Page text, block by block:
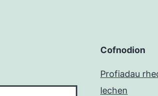
Cofnodion
Profiadau
lechen